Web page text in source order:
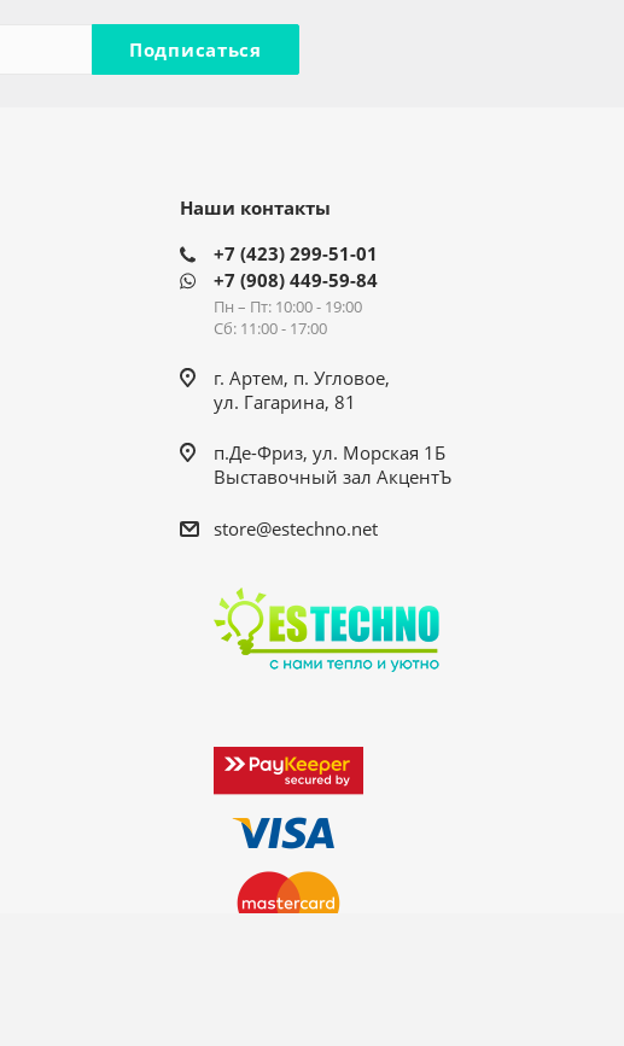
Наши контакты
+7 (423) 299-51-01
+7 (908) 449-59-84
Пн – Пт: 10:00 - 19:00
Сб: 11:00 - 17:00
г. Артем, п. Угловое,
ул. Гагарина, 81
п.Де-Фриз, ул. Морская 1Б
Выставочный зал АкцентЪ
store@estechno.net